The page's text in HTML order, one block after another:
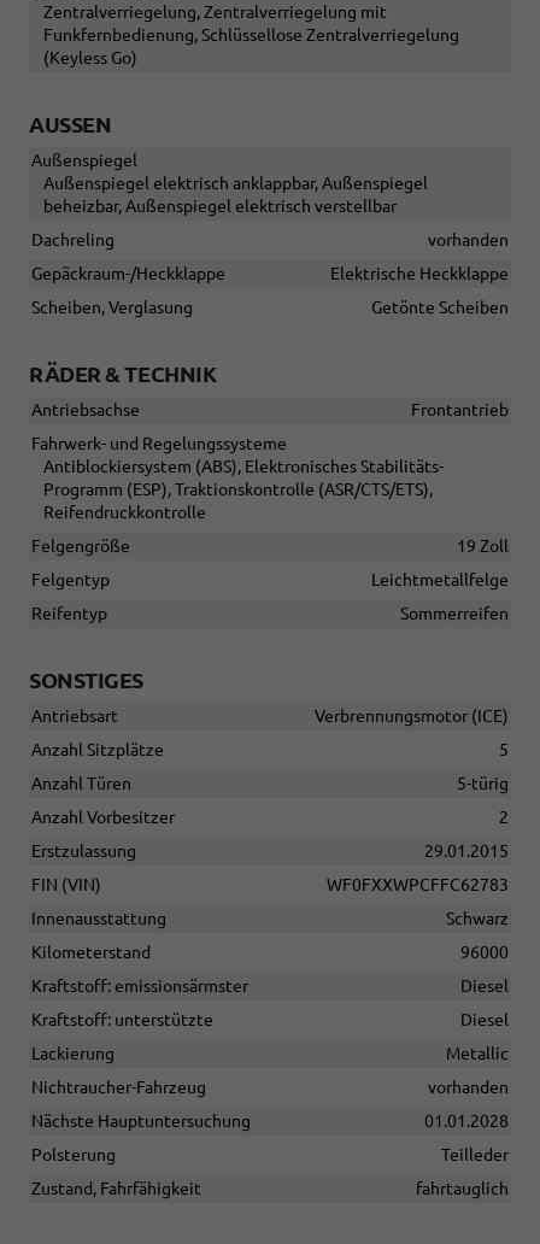
Zentralverriegelung, Zentralverriegelung mit
Funkfernbedienung, Schlüssellose Zentralverriegelung
(Keyless Go)
AUSSEN
Außenspiegel
Außenspiegel elektrisch anklappbar, Außenspiegel
beheizbar, Außenspiegel elektrisch verstellbar
Dachreling
vorhanden
Gepäckraum-/Heckklappe
Elektrische Heckklappe
Scheiben, Verglasung
Getönte Scheiben
RÄDER & TECHNIK
Antriebsachse
Frontantrieb
Fahrwerk- und Regelungssysteme
Antiblockiersystem (ABS), Elektronisches Stabilitäts-
Programm (ESP), Traktionskontrolle (ASR/CTS/ETS),
Reifendruckkontrolle
Felgengröße
19 Zoll
Felgentyp
Leichtmetallfelge
Reifentyp
Sommerreifen
SONSTIGES
Antriebsart
Verbrennungsmotor (ICE)
Anzahl Sitzplätze
5
Anzahl Türen
5-türig
Anzahl Vorbesitzer
2
Erstzulassung
29.01.2015
FIN (VIN)
WF0FXXWPCFFC62783
Innenausstattung
Schwarz
Kilometerstand
96000
Kraftstoff: emissionsärmster
Diesel
Kraftstoff: unterstützte
Diesel
Lackierung
Metallic
Nichtraucher-Fahrzeug
vorhanden
Nächste Hauptuntersuchung
01.01.2028
Polsterung
Teilleder
Zustand, Fahrfähigkeit
fahrtauglich